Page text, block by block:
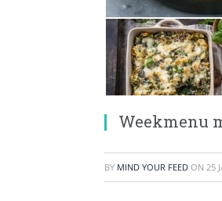
Weekmenu
BY MIND YOUR FEED ON 25